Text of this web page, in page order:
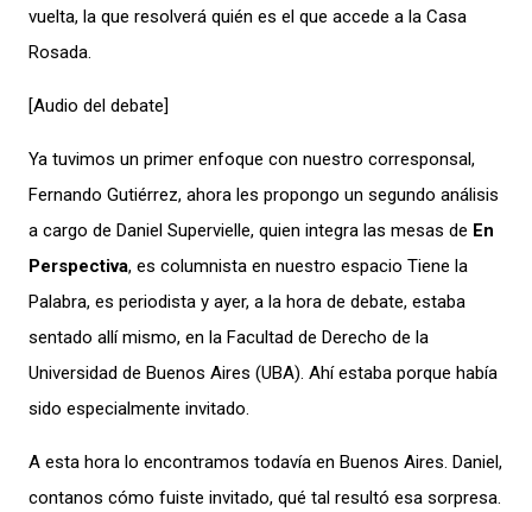
vuelta, la que resolverá quién es el que accede a la Casa
Rosada.
[Audio del debate]
Ya tuvimos un primer enfoque con nuestro corresponsal,
Fernando Gutiérrez, ahora les propongo un segundo análisis
a cargo de Daniel Supervielle, quien integra las mesas de En
Perspectiva, es columnista en nuestro espacio Tiene la
Palabra, es periodista y ayer, a la hora de debate, estaba
sentado allí mismo, en la Facultad de Derecho de la
Universidad de Buenos Aires (UBA). Ahí estaba porque había
sido especialmente invitado.
A esta hora lo encontramos todavía en Buenos Aires. Daniel,
contanos cómo fuiste invitado, qué tal resultó esa sorpresa.